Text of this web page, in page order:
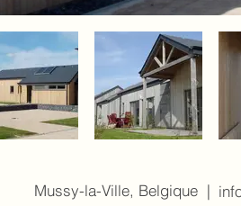
Mussy-la-Ville, Belgique |